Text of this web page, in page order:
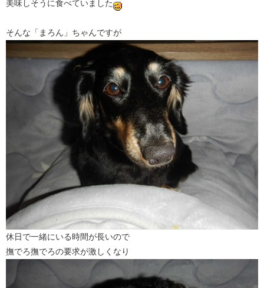
美味しそうに食べていました
そんな「まろん」ちゃんですが
休日で一緒にいる時間が長いので
撫でろ撫でろの要求が激しくなり